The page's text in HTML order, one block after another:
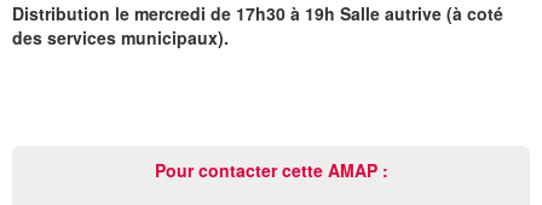
Distribution le mercredi de 17h30 à 19h Salle autrive (à coté
des services municipaux).
Pour contacter cette AMAP :